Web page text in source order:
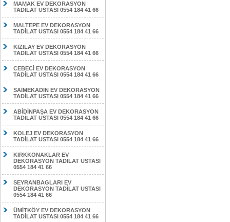
MAMAK EV DEKORASYON
TADİLAT USTASI 0554 184 41 66
MALTEPE EV DEKORASYON
TADİLAT USTASI 0554 184 41 66
KIZILAY EV DEKORASYON
TADİLAT USTASI 0554 184 41 66
CEBECİ EV DEKORASYON
TADİLAT USTASI 0554 184 41 66
SAİMEKADIN EV DEKORASYON
TADİLAT USTASI 0554 184 41 66
ABİDİNPAŞA EV DEKORASYON
TADİLAT USTASI 0554 184 41 66
KOLEJ EV DEKORASYON
TADİLAT USTASI 0554 184 41 66
KIRKKONAKLAR EV
DEKORASYON TADİLAT USTASI
0554 184 41 66
SEYRANBAGLARI EV
DEKORASYON TADİLAT USTASI
0554 184 41 66
ÜMİTKÖY EV DEKORASYON
TADİLAT USTASI 0554 184 41 66